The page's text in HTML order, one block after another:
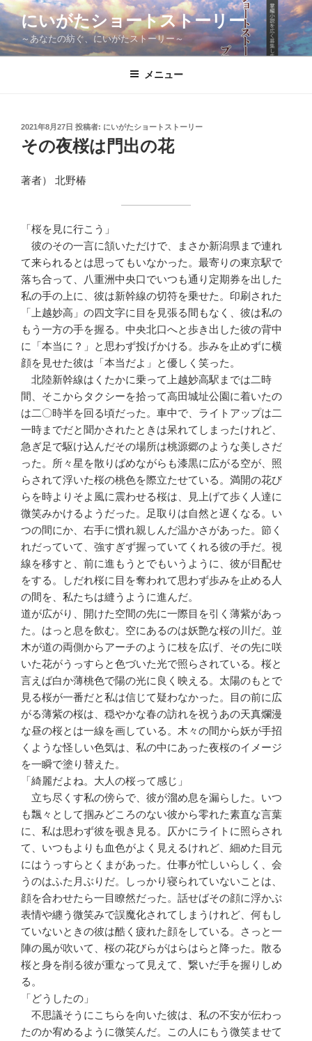
コ
ン
テ
ン
にいがたショートストーリー
～あなたの紡ぐ、にいがたストーリー～
メニュー
投
稿
日:
2021年8月27日 投稿者: にいがたショートストーリー
その夜桜は門出の花
著者） 北野椿
「桜を見に行こう」
彼のその一言に頷いただけで、まさか新潟県まで連れ
て来られるとは思ってもいなかった。最寄りの東京駅で
落ち合って、八重洲中央口でいつも通り定期券を出した
私の手の上に、彼は新幹線の切符を乗せた。印刷された
「上越妙高」の四文字に目を見張る間もなく、彼は私の
もう一方の手を握る。中央北口へと歩き出した彼の背中
に「本当に？」と思わず投げかける。歩みを止めずに横
顔を見せた彼は「本当だよ」と優しく笑った。
北陸新幹線はくたかに乗って上越妙高駅までは二時
間、そこからタクシーを拾って高田城址公園に着いたの
は二〇時半を回る頃だった。車中で、ライトアップは二
一時までだと聞かされたときは呆れてしまったけれど、
急ぎ足で駆け込んだその場所は桃源郷のような美しさだ
った。所々星を散りばめながらも漆黒に広がる空が、照
らされて浮いた桜の桃色を際立たせている。満開の花び
らを時よりそよ風に震わせる桜は、見上げて歩く人達に
微笑みかけるようだった。足取りは自然と遅くなる。い
つの間にか、右手に慣れ親しんだ温かさがあった。節く
れだっていて、強すぎず握っていてくれる彼の手だ。視
線を移すと、前に進もうとでもいうように、彼が目配せ
をする。しだれ桜に目を奪われて思わず歩みを止める人
の間を、私たちは縫うように進んだ。
道が広がり、開けた空間の先に一際目を引く薄紫があっ
た。はっと息を飲む。空にあるのは妖艶な桜の川だ。並
木が道の両側からアーチのように枝を広げ、その先に咲
いた花がうっすらと色づいた光で照らされている。桜と
言えば白か薄桃色で陽の光に良く映える。太陽のもとで
見る桜が一番だと私は信じて疑わなかった。目の前に広
がる薄紫の桜は、穏やかな春の訪れを祝うあの天真爛漫
な昼の桜とは一線を画している。木々の間から妖が手招
くような怪しい色気は、私の中にあった夜桜のイメージ
を一瞬で塗り替えた。
「綺麗だよね。大人の桜って感じ」
立ち尽くす私の傍らで、彼が溜め息を漏らした。いつ
も飄々として掴みどころのない彼から零れた素直な言葉
に、私は思わず彼を覗き見る。仄かにライトに照らされ
て、いつもよりも血色がよく見えるけれど、細めた目元
にはうっすらとくまがあった。仕事が忙しいらしく、会
うのはふた月ぶりだ。しっかり寝られていないことは、
顔を合わせたら一目瞭然だった。話せばその顔に浮かぶ
表情や纏う微笑みで誤魔化されてしまうけれど、何もし
ていないときの彼は酷く疲れた顔をしている。さっと一
陣の風が吹いて、桜の花びらがはらはらと降った。散る
桜と身を削る彼が重なって見えて、繋いだ手を握りしめ
る。
「どうしたの」
不思議そうにこちらを向いた彼は、私の不安が伝わっ
たのか宥めるように微笑んだ。この人にもう微笑ませて